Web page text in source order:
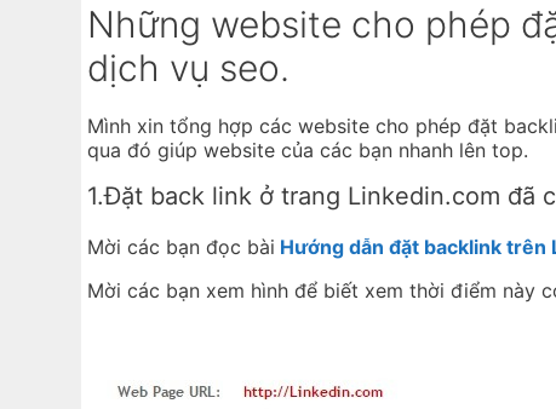
Những website cho phép
dịch vụ seo.
Mình xin tổng hợp các website cho phép đặt
qua đó giúp website của các bạn nhanh lên top.
1.Đặt back link ở trang Linkedin.com đã
Mời các bạn đọc bài Hướng dẫn đặt backlink trên
Mời các bạn xem hình để biết xem thời điểm này